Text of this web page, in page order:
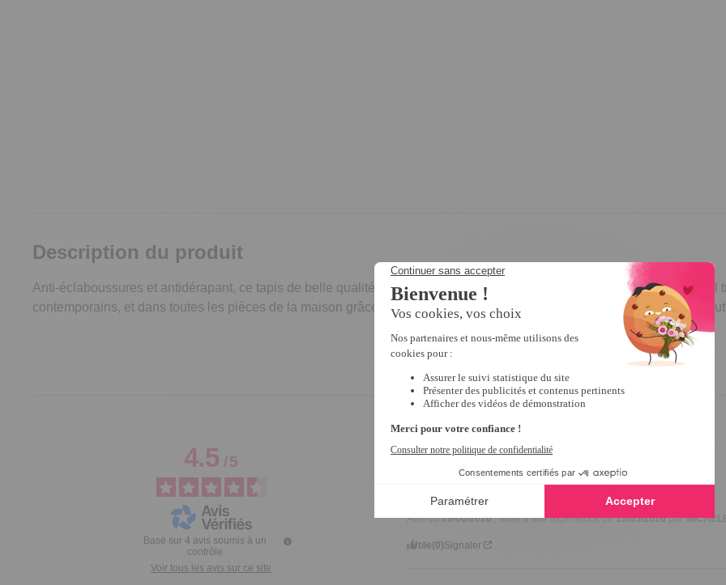
Description du produit
Anti-éclaboussures et antidérapant, ce tapis de belle qualité affiche une profusion de motifs végétaux et géométriques.
contemporains, et dans toutes les pièces de la maison grâce à ses 5 tailles différentes ! Polyester et coton. Fond en
4.5/5
Basé sur 4 avis soumis à un
contrôle
Voir tous les avis sur ce site
5/5
Avis vérifié
très bien aussi !!
Avis du28/06/2026 , suite à une expérience du13/05/2026 par
Utile(0)Signaler